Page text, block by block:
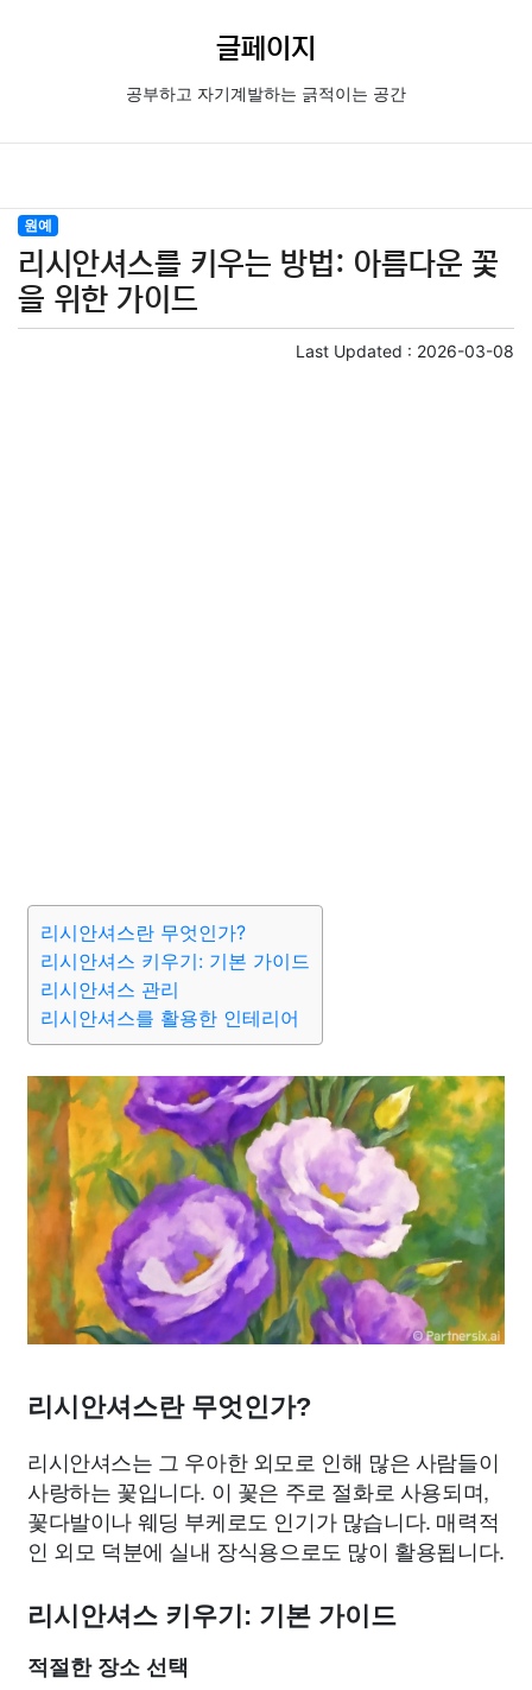
글페이지
공부하고 자기계발하는 긁적이는 공간
원예
리시안셔스를 키우는 방법: 아름다운 꽃
을 위한 가이드
Last Updated : 2026-03-08
리시안셔스란 무엇인가?
리시안셔스 키우기: 기본 가이드
리시안셔스 관리
리시안셔스를 활용한 인테리어
리시안셔스란 무엇인가?
리시안셔스는 그 우아한 외모로 인해 많은 사람들이
사랑하는 꽃입니다. 이 꽃은 주로 절화로 사용되며,
꽃다발이나 웨딩 부케로도 인기가 많습니다. 매력적
인 외모 덕분에 실내 장식용으로도 많이 활용됩니다.
리시안셔스 키우기: 기본 가이드
적절한 장소 선택